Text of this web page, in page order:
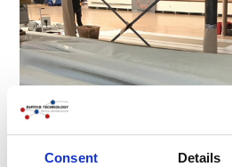
Consent Details